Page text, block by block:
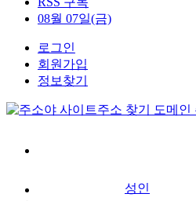
08월 07일(금)
로그인
회원가입
정보찾기
성인